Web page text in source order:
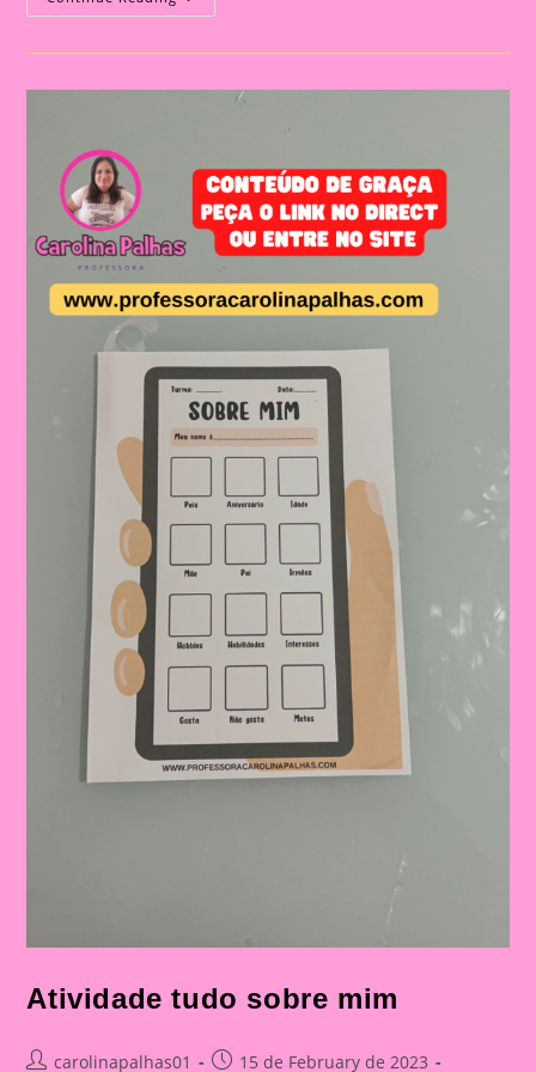
Tudo
Mim
Atividade tudo sobre mim
Postcarolinapalhas01
Post15 de February de 2023